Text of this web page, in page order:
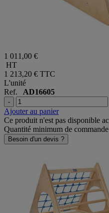
1 011,00 €
HT
1 213,20 € TTC
L'unité
Ref. AD16605
-
Ajouter au panier
Ce produit n'est pas disponible
Quantité minimum de commande
Besoin d'un devis ?